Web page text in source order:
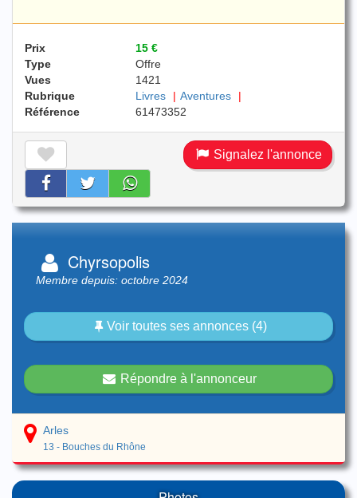
Prix
15 €
Type
Offre
Vues
1421
Rubrique
Livres
Aventures
Référence
61473352
Signalez l'annonce
Chyrsopolis
Membre depuis: octobre 2024
Voir toutes ses annonces (4)
Répondre à l'annonceur
Arles
13 - Bouches du Rhône